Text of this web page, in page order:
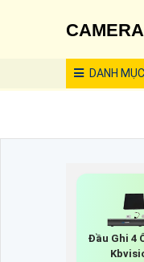
DANH MỤC
Đầu Ghi 4